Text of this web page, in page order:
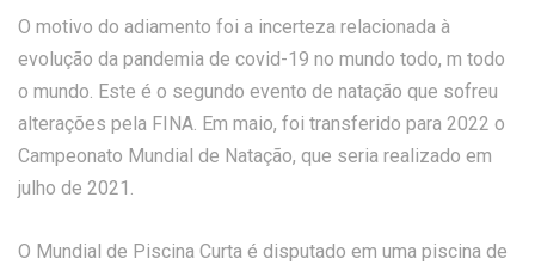
O motivo do adiamento foi a incerteza relacionada à
evolução da pandemia de covid-19 no mundo todo, m todo
o mundo. Este é o segundo evento de natação que sofreu
alterações pela FINA. Em maio, foi transferido para 2022 o
Campeonato Mundial de Natação, que seria realizado em
julho de 2021.
O Mundial de Piscina Curta é disputado em uma piscina de